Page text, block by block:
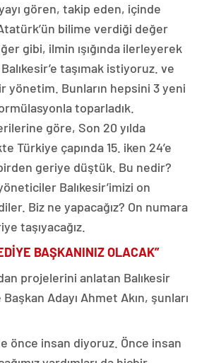
gören, takip eden, içinde
bilime verdiği değer
gibi, ilmin ışığında ilerleyerek
taşımak istiyoruz. ve
yönetim. Bunların hepsini 3 yeni
toparladık.
göre, Son 20 yılda
Türkiye çapında 15. iken 24’e
geriye düştük. Bu nedir?
Balıkesir’imizi on
Biz ne yapacağız? On numara
taşıyacağız.
BAŞKANINIZ OLACAK”
projelerini anlatan Balıkesir
Adayı Ahmet Akın, şunları
önce insan diyoruz. Önce insan